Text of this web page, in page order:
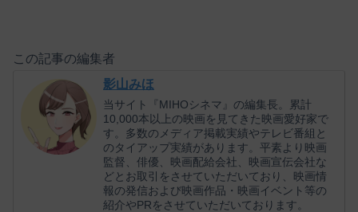
この記事の編集者
影山みほ
当サイト『MIHOシネマ』の編集長。累計
10,000本以上の映画を見てきた映画愛好家で
す。多数のメディア掲載実績やテレビ番組と
のタイアップ実績があります。平素より映画
監督、俳優、映画配給会社、映画宣伝会社な
どとお取引をさせていただいており、映画情
報の発信および映画作品・映画イベント等の
紹介やPRをさせていただいております。